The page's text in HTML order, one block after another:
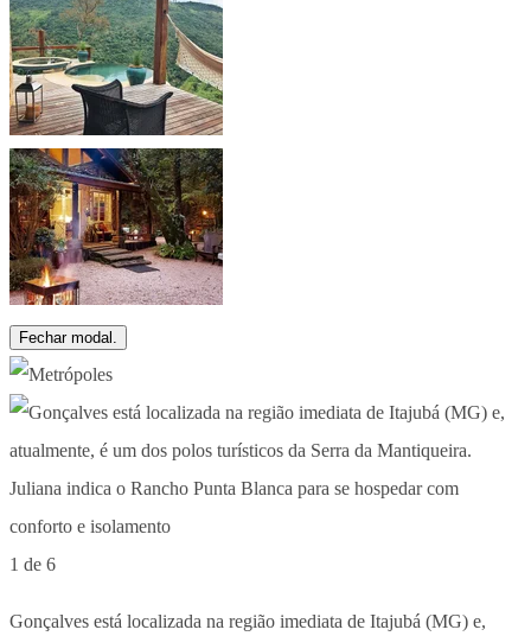
Fechar modal.
1 de 6
Gonçalves está localizada na região imediata de Itajubá (MG) e,